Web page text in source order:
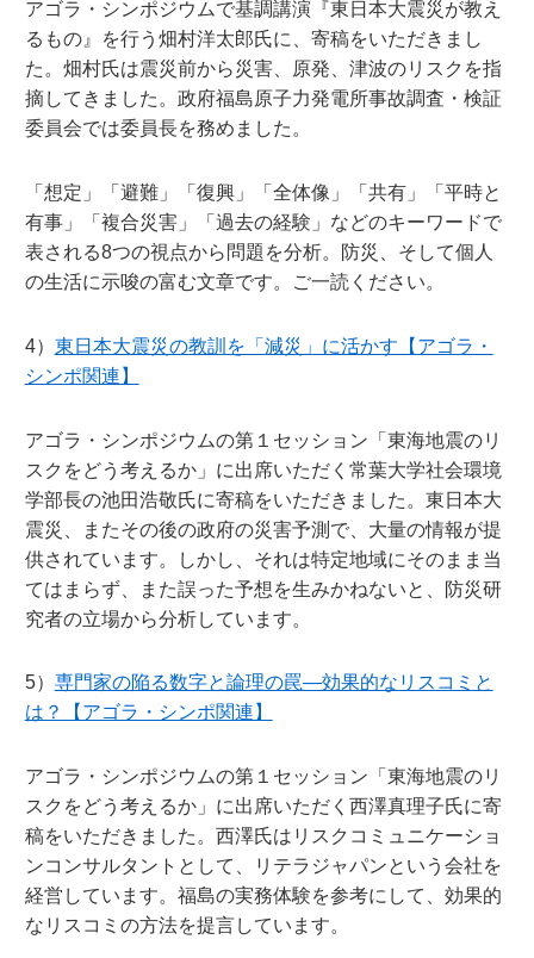
アゴラ・シンポジウムで基調講演『東日本大震災が教え
るもの』を行う畑村洋太郎氏に、寄稿をいただきまし
た。畑村氏は震災前から災害、原発、津波のリスクを指
摘してきました。政府福島原子力発電所事故調査・検証
委員会では委員長を務めました。
「想定」「避難」「復興」「全体像」「共有」「平時と
有事」「複合災害」「過去の経験」などのキーワードで
表される8つの視点から問題を分析。防災、そして個人
の生活に示唆の富む文章です。ご一読ください。
4） 東日本大震災の教訓を「減災」に活かす【アゴラ・
シンポ関連】
アゴラ・シンポジウムの第１セッション「東海地震のリ
スクをどう考えるか」に出席いただく常葉大学社会環境
学部長の池田浩敬氏に寄稿をいただきました。東日本大
震災、またその後の政府の災害予測で、大量の情報が提
供されています。しかし、それは特定地域にそのまま当
てはまらず、また誤った予想を生みかねないと、防災研
究者の立場から分析しています。
5） 専門家の陥る数字と論理の罠―効果的なリスコミと
は？【アゴラ・シンポ関連】
アゴラ・シンポジウムの第１セッション「東海地震のリ
スクをどう考えるか」に出席いただく西澤真理子氏に寄
稿をいただきました。西澤氏はリスクコミュニケーショ
ンコンサルタントとして、リテラジャパンという会社を
経営しています。福島の実務体験を参考にして、効果的
なリスコミの方法を提言しています。